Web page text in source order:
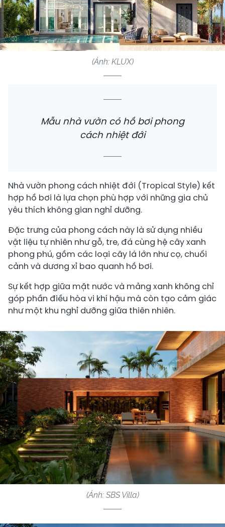
(Ảnh: KLUX)
Mẫu nhà vườn có hồ bơi phong
cách nhiệt đới
Nhà vườn phong cách nhiệt đới (Tropical Style) kết
hợp hồ bơi là lựa chọn phù hợp với những gia chủ
yêu thích không gian nghỉ dưỡng.
Đặc trưng của phong cách này là sử dụng nhiều
vật liệu tự nhiên như gỗ, tre, đá cùng hệ cây xanh
phong phú, gồm các loại cây lá lớn như cọ, chuối
cảnh và dương xỉ bao quanh hồ bơi.
Sự kết hợp giữa mặt nước và mảng xanh không chỉ
góp phần điều hòa vi khí hậu mà còn tạo cảm giác
như một khu nghỉ dưỡng giữa thiên nhiên.
(Ảnh: SBS Villa)